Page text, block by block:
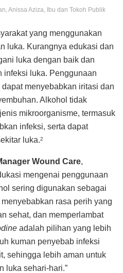
Anissa Aziza, Ibu dan Tokoh Publik
yang menggunakan
luka. Kurangnya edukasi dan
luka dengan baik dan
infeksi luka. Penggunaan
menyebabkan iritasi dan
Alkohol tidak
mikroorganisme, termasuk
infeksi, serta dapat
luka.2
Wound Care,
mengenai penggunaan
sering digunakan sebagai
rasa perih yang
sehat, dan memperlambat
adalah pilihan yang lebih
kuman penyebab infeksi
sehingga lebih aman untuk
luka sehari-hari.”